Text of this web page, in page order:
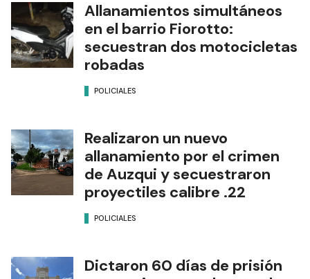
Allanamientos simultáneos
en el barrio Fiorotto:
secuestran dos motocicletas
robadas
POLICIALES
Realizaron un nuevo
allanamiento por el crimen
de Auzqui y secuestraron
proyectiles calibre .22
POLICIALES
Dictaron 60 días de prisión